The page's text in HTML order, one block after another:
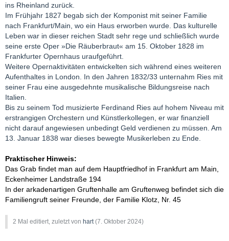
ins Rheinland zurück.
Im Frühjahr 1827 begab sich der Komponist mit seiner Familie
nach Frankfurt/Main, wo ein Haus erworben wurde. Das kulturelle
Leben war in dieser reichen Stadt sehr rege und schließlich wurde
seine erste Oper »Die Räuberbraut« am 15. Oktober 1828 im
Frankfurter Opernhaus uraufgeführt.
Weitere Opernaktivitäten entwickelten sich während eines weiteren
Aufenthaltes in London. In den Jahren 1832/33 unternahm Ries mit
seiner Frau eine ausgedehnte musikalische Bildungsreise nach
Italien.
Bis zu seinem Tod musizierte Ferdinand Ries auf hohem Niveau mit
erstrangigen Orchestern und Künstlerkollegen, er war finanziell
nicht darauf angewiesen unbedingt Geld verdienen zu müssen. Am
13. Januar 1838 war dieses bewegte Musikerleben zu Ende.
Praktischer Hinweis:
Das Grab findet man auf dem Hauptfriedhof in Frankfurt am Main,
Eckenheimer Landstraße 194
In der arkadenartigen Gruftenhalle am Gruftenweg befindet sich die
Familiengruft seiner Freunde, der Familie Klotz, Nr. 45
2 Mal editiert, zuletzt von hart (7. Oktober 2024)